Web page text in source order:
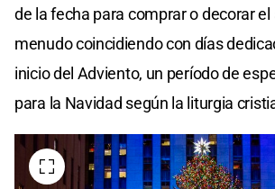
de la fecha para comprar o decorar el
menudo coincidiendo con días
inicio del Adviento, un período de
para la Navidad según la liturgia